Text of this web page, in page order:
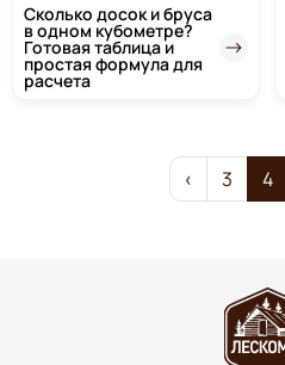
Сколько досок и бруса
в одном кубометре?
Готовая таблица и
простая формула для
расчета
‹ 3 4